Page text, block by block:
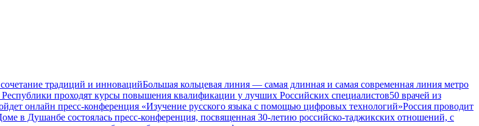
традиций и инновацийБольшая кольцевая линия — самая длинная и самая современная линия метро
проходят курсы повышения квалификации у лучших Российских специалистов50 врачей из
онлайн пресс-конференция «Изучение русского языка с помощью цифровых технологий»Россия проводит
в Душанбе состоялась пресс-конференция, посвященная 30-летию российско-таджикских отношений, с